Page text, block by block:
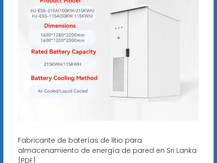
Fabricante de baterías de litio para
almacenamiento de energía de pared en Sri Lanka
[PDF]